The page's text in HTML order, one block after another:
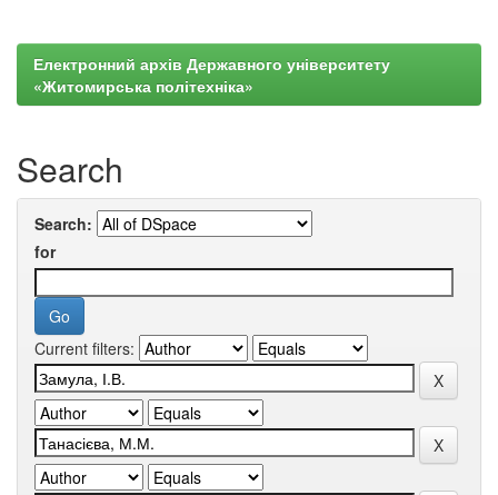
Електронний архів Державного університету
«Житомирська політехніка»
Search
Search:
for
Current filters: